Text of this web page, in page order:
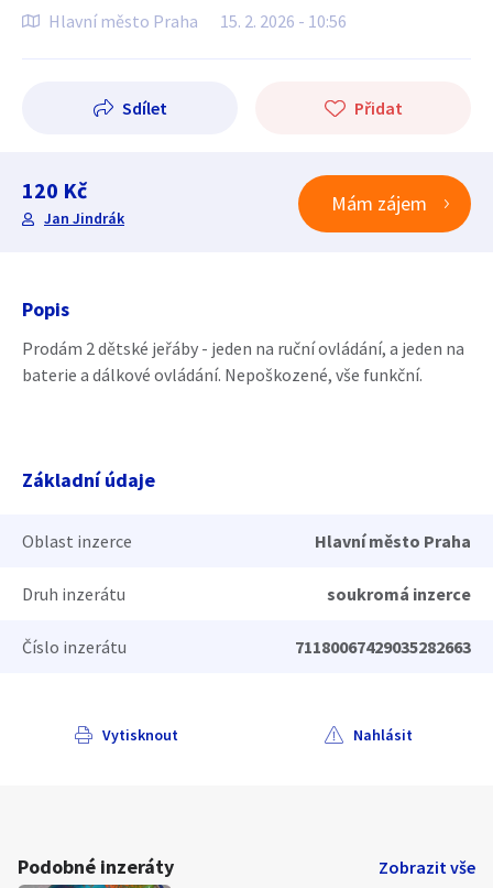
Hlavní město Praha 15. 2. 2026 - 10:56
Sdílet Přidat
120 Kč
Jan Jindrák
Mám zájem
Popis
Prodám 2 dětské jeřáby - jeden na ruční ovládání, a jeden na
baterie a dálkové ovládání. Nepoškozené, vše funkční.
Základní údaje
Oblast inzerce Hlavní město Praha
Druh inzerátu soukromá inzerce
Číslo inzerátu 71180067429035282663
Vytisknout Nahlásit
Podobné inzeráty Zobrazit vše